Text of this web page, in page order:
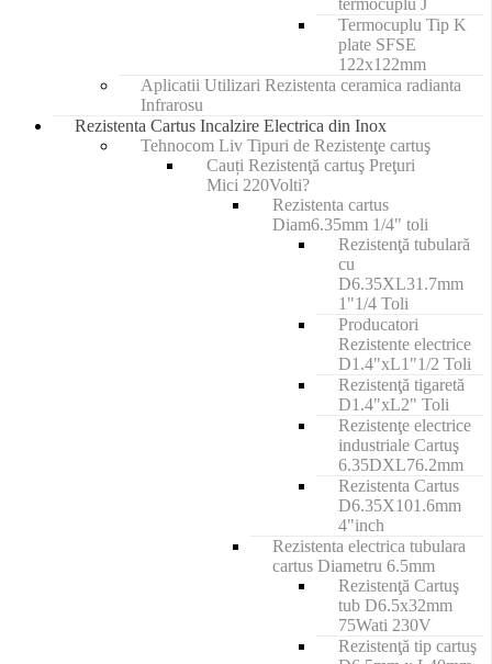
termocuplu J
Termocuplu Tip K
plate SFSE
122x122mm
Aplicatii Utilizari Rezistenta ceramica radianta
Infrarosu
Rezistenta Cartus Incalzire Electrica din Inox
Tehnocom Liv Tipuri de Rezistenţe cartuş
Cauți Rezistenţă cartuş Preţuri
Mici 220Volti?
Rezistenta cartus
Diam6.35mm 1/4" toli
Rezistenţă tubulară
cu
D6.35XL31.7mm
1"1/4 Toli
Producatori
Rezistente electrice
D1.4"xL1"1/2 Toli
Rezistenţă tigaretă
D1.4"xL2" Toli
Rezistenţe electrice
industriale Cartuş
6.35DXL76.2mm
Rezistenta Cartus
D6.35X101.6mm
4"inch
Rezistenta electrica tubulara
cartus Diametru 6.5mm
Rezistenţă Cartuş
tub D6.5x32mm
75Wati 230V
Rezistenţă tip cartuş